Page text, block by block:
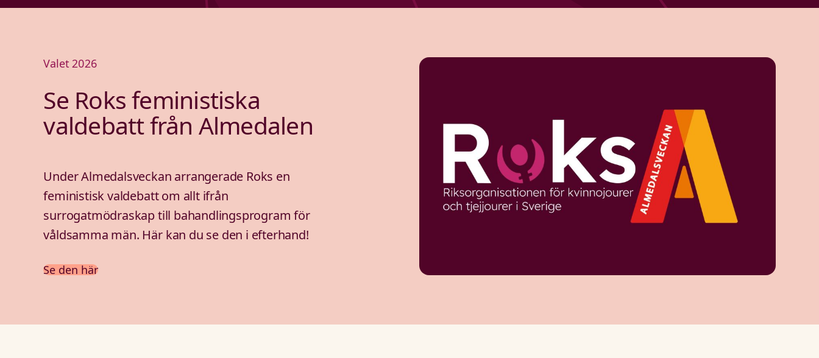
Valet 2026
Se Roks feministiska
valdebatt från Almedalen
Under Almedalsveckan arrangerade Roks en
feministisk valdebatt om allt ifrån
surrogatmödraskap till bahandlingsprogram för
våldsamma män. Här kan du se den i efterhand!
Se den här